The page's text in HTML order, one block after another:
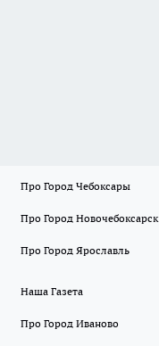
Про Город Чебоксары
Про Город Новочебоксарск
Про Город Ярославль
Наша Газета
Про Город Иваново